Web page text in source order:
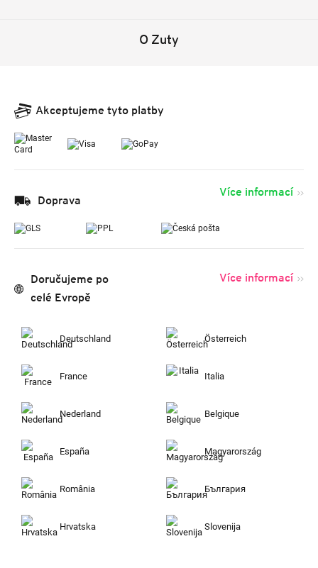
O Zuty
Akceptujeme tyto platby
Doprava
Více informací
Doručujeme po
celé Evropě
Více informací
Deutschland Österreich
France Italia
Nederland Belgique
España Magyarország
România България
Hrvatska Slovenija